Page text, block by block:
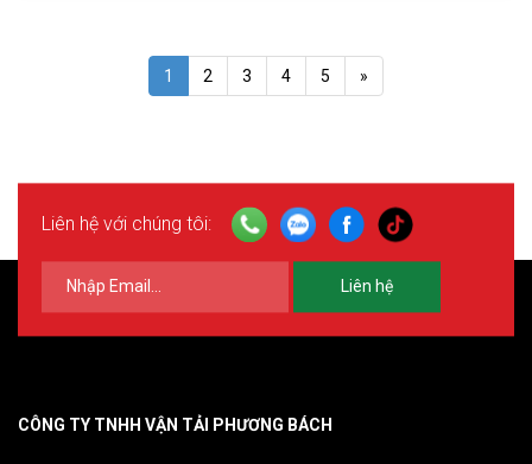
1 2 3 4 5 »
Liên hệ với chúng tôi:
Liên hệ
CÔNG TY TNHH VẬN TẢI PHƯƠNG BÁCH